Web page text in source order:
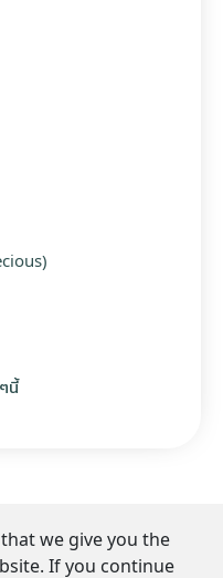
นี้
we give you the
If you continue